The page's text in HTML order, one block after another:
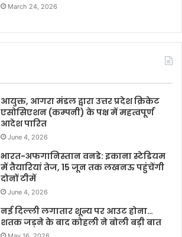
March 24, 2026
आयुक्त, आगरा मंडल द्वारा उत्तर प्रदेश क्रिकेट
एसोसिएशन (कम्पनी) के पक्ष में महत्वपूर्ण
आदेश पारित
June 4, 2026
भारत-अफगानिस्तान वनडे: इकाना स्टेडियम
में तैयारियां तेज, 15 जून तक लखनऊ पहुंचेंगी
दोनों टीमें
June 4, 2026
नई दिल्ली लगातार शून्य पर आउट होना…
शतक जड़ने के बाद कोहली ने बोली बड़ी बात